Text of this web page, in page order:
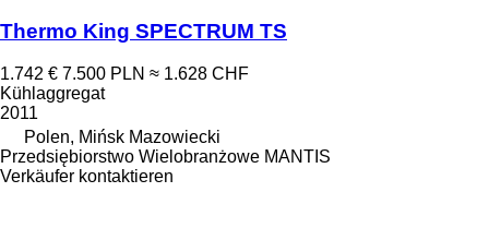
Thermo King SPECTRUM TS
1.742 € 7.500 PLN ≈ 1.628 CHF
Kühlaggregat
2011
Polen, Mińsk Mazowiecki
Przedsiębiorstwo Wielobranżowe MANTIS
Verkäufer kontaktieren